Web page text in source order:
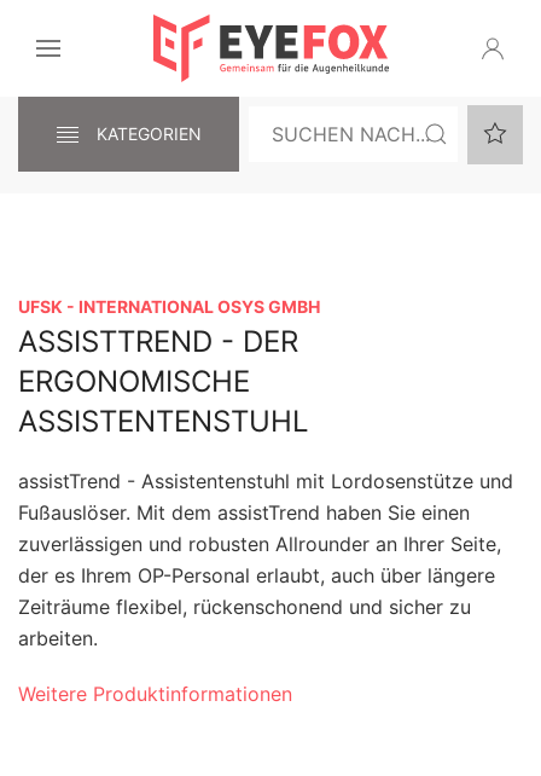
KATEGORIEN
UFSK - INTERNATIONAL OSYS GMBH
ASSISTTREND - DER
ERGONOMISCHE
ASSISTENTENSTUHL
assistTrend - Assistentenstuhl mit Lordosenstütze und
Fußauslöser. Mit dem assistTrend haben Sie einen
zuverlässigen und robusten Allrounder an Ihrer Seite,
der es Ihrem OP-Personal erlaubt, auch über längere
Zeiträume flexibel, rückenschonend und sicher zu
arbeiten.
Weitere Produktinformationen